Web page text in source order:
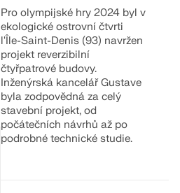
Pro olympijské hry 2024 byl v
ekologické ostrovní čtvrti
l'Île-Saint-Denis (93) navržen
projekt reverzibilní
čtyřpatrové budovy.
Inženýrská kancelář Gustave
byla zodpovědná za celý
stavební projekt, od
počátečních návrhů až po
podrobné technické studie.